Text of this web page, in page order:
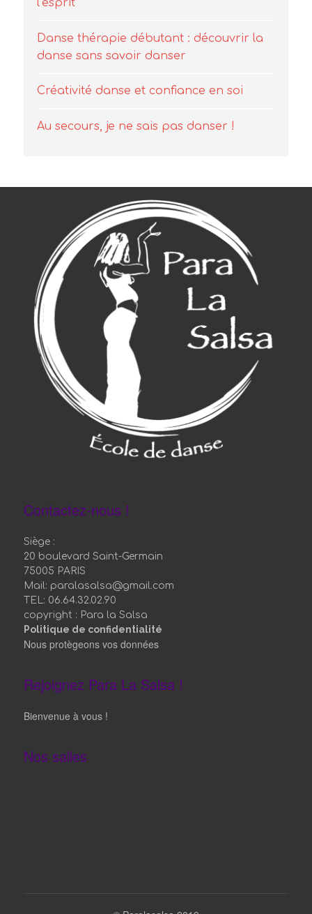
l’esprit
Danse thérapie débutant : découvrir la
danse sans savoir danser
Créativité danse et confiance en soi
Au secours, je ne sais pas danser !
Contactez-nous !
Siège :
20 boulevard Saint-Germain
75005 PARIS
Mail: paralasalsa@gmail.com
TEL: 06.64.32.02.90
copyright : Para la Salsa
Politique de confidentialité
Nous protègeons vos données
Rejoignez Para La Salsa !
Bienvenue à vous !
Nos salles